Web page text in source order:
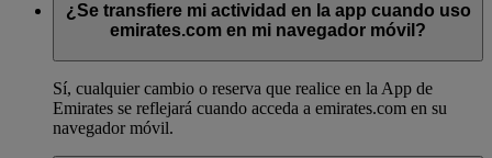
¿Se transfiere mi actividad en la app cuando uso
emirates.com en mi navegador móvil?
Sí, cualquier cambio o reserva que realice en la App de
Emirates se reflejará cuando acceda a emirates.com en su
navegador móvil.